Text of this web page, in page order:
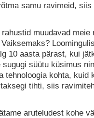
samu ravimeid, siis
muudavad meie
10 aasta pärast, kui
süütu küsimus
tehnoloogia kohta, kuid
tihti, siis
aruteludest kohe